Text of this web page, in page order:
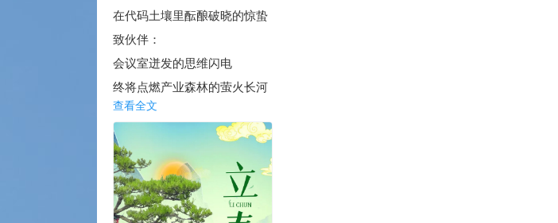
在代码土壤里酝酿破晓的惊蛰
致伙伴：
会议室迸发的思维闪电
终将点燃产业森林的萤火长河
那些观点碰撞的余温 正烘焙着未来的面包
致团队：
代码仓库里每株"commit"都是倔强的胚芽
测试环境的星光焊接着交付日的晨线
此刻我们既是播种者 也是彼此种下的希望
查看全文